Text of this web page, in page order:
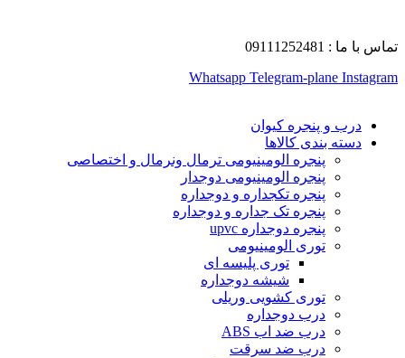
تماس با ما : 09111252481
Whatsapp Telegram-plane Instagram
درب و پنجره کیوان
دسته بندی کالاها
پنجره الومینیومی ترمال ونرمال و اختصاصی
پنجره الومینیومی دوجدار
پنجره تکجداره و دوجداره
پنجره تک جداره و دوجداره
پنجره دوجداره upvc
توری الومینیومی
توری پلیسه ای
شیشه دوجداره
توری کشویی وریلی
درب دوجداره
درب ضد اب ABS
درب ضد سرقت